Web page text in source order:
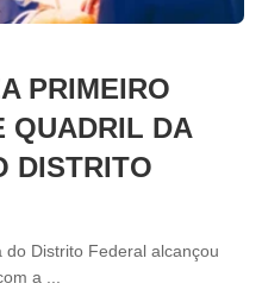
PRIMEIRO
QUADRIL DA
DISTRITO
Distrito Federal alcançou
a ...